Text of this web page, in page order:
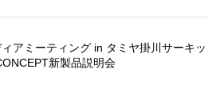
アミーティング in タミヤ掛川サーキッ
新製品説明会